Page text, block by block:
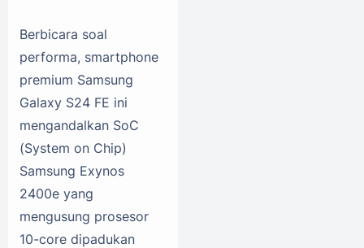
Berbicara soal
performa, smartphone
premium Samsung
Galaxy S24 FE ini
mengandalkan SoC
(System on Chip)
Samsung Exynos
2400e yang
mengusung prosesor
10-core dipadukan